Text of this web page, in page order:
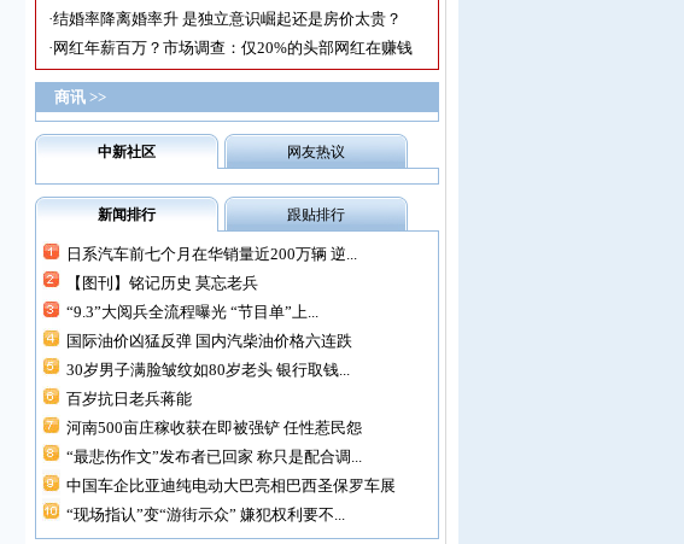
·结婚率降离婚率升 是独立意识崛起还是房价太贵？
· 网红年薪百万？市场调查：仅20%的头部网红在赚钱
商讯 >>
中新社区 网友热议
新闻排行 跟贴排行
日系汽车前七个月在华销量近200万辆 逆...
【图刊】铭记历史 莫忘老兵
“9.3”大阅兵全流程曝光 “节目单”上...
国际油价凶猛反弹 国内汽柴油价格六连跌
30岁男子满脸皱纹如80岁老头 银行取钱...
百岁抗日老兵蒋能
河南500亩庄稼收获在即被强铲 任性惹民怨
“最悲伤作文”发布者已回家 称只是配合调...
中国车企比亚迪纯电动大巴亮相巴西圣保罗车展
“现场指认”变“游街示众” 嫌犯权利要不...